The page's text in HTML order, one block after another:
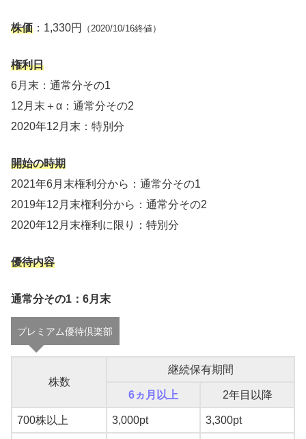
株価 ：1,330円 （2020/10/16終値）
権利日
6月末：通常分その1
12月末＋α：通常分その2
2020年12月末：特別分
開始の時期
2021年6月末権利分から：通常分その1
2019年12月末権利分から：通常分その2
2020年12月末権利に限り：特別分
優待内容
通常分その1：6月末
プレミアム優待倶楽部
株数
継続保有期間
6ヵ月以上 2年目以降
700株以上 3,000pt 3,300pt